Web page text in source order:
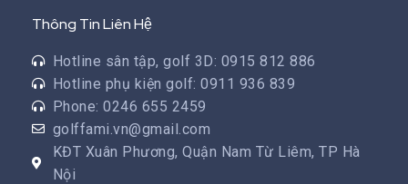
Thông Tin Liên Hệ
Hotline sân tập, golf 3D: 0915 812 886
Hotline phụ kiện golf: 0911 936 839
Phone: 0246 655 2459
golffami.vn@gmail.com
KĐT Xuân Phương, Quận Nam Từ Liêm, TP Hà
Nội